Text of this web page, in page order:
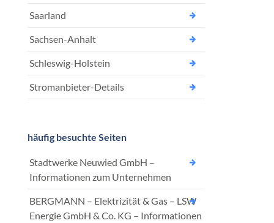
Saarland
Sachsen-Anhalt
Schleswig-Holstein
Stromanbieter-Details
häufig besuchte Seiten
Stadtwerke Neuwied GmbH –
Informationen zum Unternehmen
BERGMANN – Elektrizität & Gas – LSW
Energie GmbH & Co. KG – Informationen